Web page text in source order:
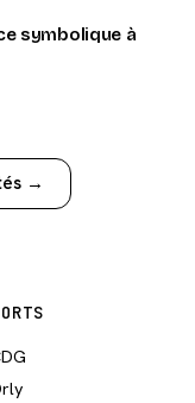
symbolique à
→